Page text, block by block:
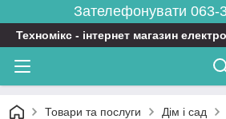
Зателефонувати 063-
Техномікс - інтернет магазин
Товари та послуги Дім і сад